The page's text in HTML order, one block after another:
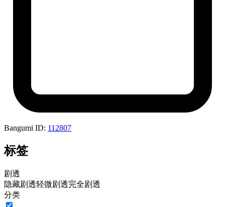
Bangumi ID: 112807
标签
剧透
隐藏剧透轻微剧透完全剧透
分类